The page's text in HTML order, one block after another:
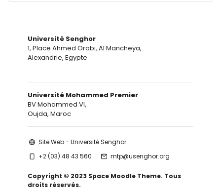
Université Senghor
1, Place Ahmed Orabi, Al Mancheya,
Alexandrie, Egypte
Université Mohammed Premier
BV Mohammed VI,
Oujda, Maroc
Site Web - Université Senghor
+2 (03) 48 43 560
mtp@usenghor.org
Copyright © 2023 Space Moodle Theme. Tous
droits réservés.